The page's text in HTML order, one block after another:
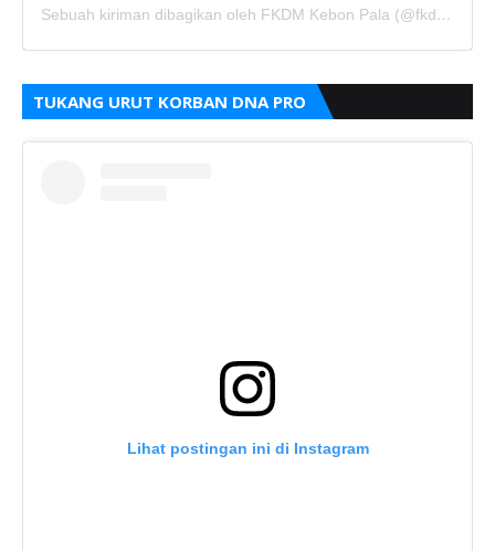
Sebuah kiriman dibagikan oleh FKDM Kebon Pala (@fkdm_kebonpala)
TUKANG URUT KORBAN DNA PRO
Lihat postingan ini di Instagram